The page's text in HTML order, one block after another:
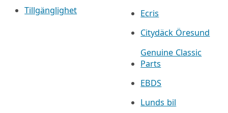
Tillgänglighet
Ecris
Citydäck Öresund
Genuine Classic
Parts
EBDS
Lunds bil